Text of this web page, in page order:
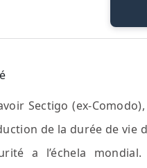
Sectigo (ex-
de la durée de vie
a l’échela mondial.